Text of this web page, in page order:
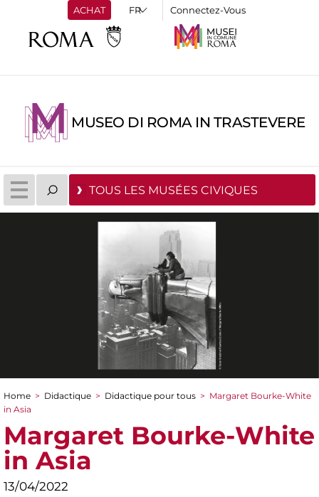
ACHAT Connectez-Vous
MUSEO DI ROMA IN TRASTEVERE
TOUS LES MUSÉES CIVIQUES
You are here
Home > Didactique > Didactique pour tous > Margaret Bourke-White
in Asia
Margaret Bourke-White
in Asia
13/04/2022